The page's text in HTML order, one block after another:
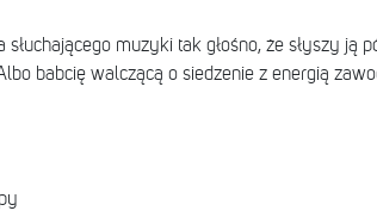
muzyki tak głośno, że słyszy ją
babcię walczącą o siedzenie z energią